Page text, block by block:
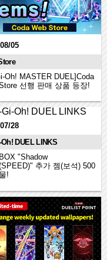
05
Oh! MASTER DUEL]Coda
선행 판매 상품 등장!
28
Oh! DUEL LINKS
"Shadow
추가 젬(보석) 500
!